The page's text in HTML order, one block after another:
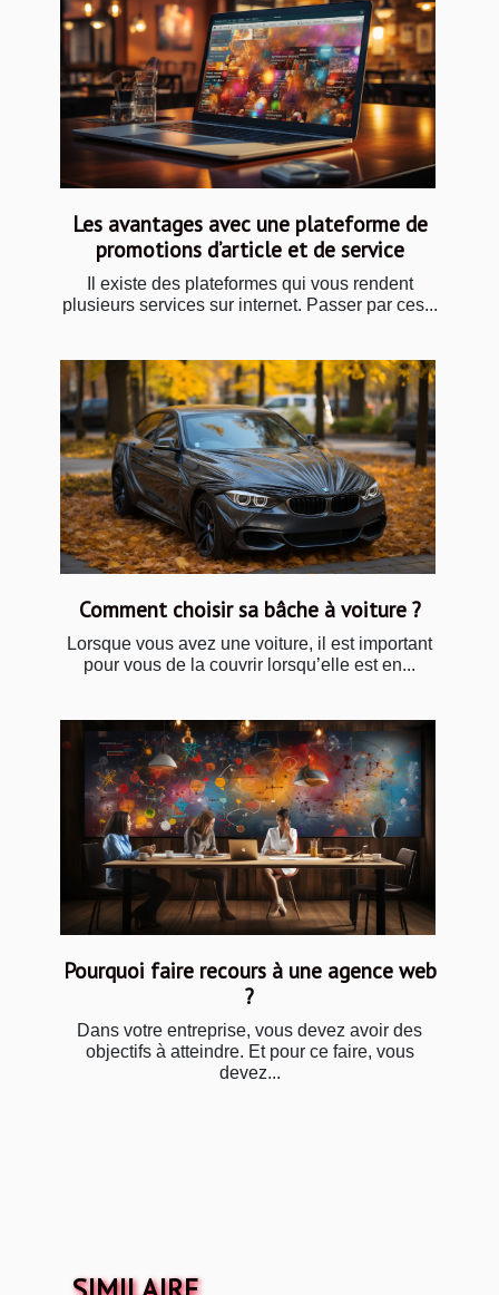
Les avantages avec une plateforme de
promotions d’article et de service
Il existe des plateformes qui vous rendent
plusieurs services sur internet. Passer par ces...
Comment choisir sa bâche à voiture ?
Lorsque vous avez une voiture, il est important
pour vous de la couvrir lorsqu’elle est en...
Pourquoi faire recours à une agence web
?
Dans votre entreprise, vous devez avoir des
objectifs à atteindre. Et pour ce faire, vous
devez...